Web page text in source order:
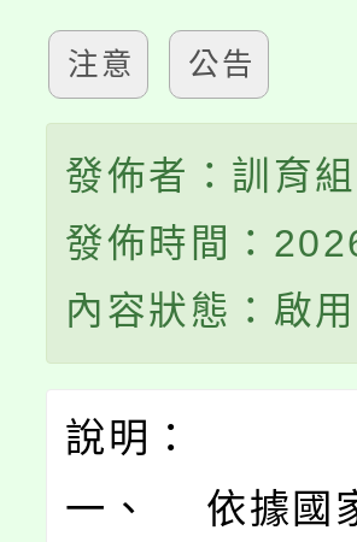
注意 公告
發佈者：訓育
發佈時間：
內容狀態：啟
說明：
一、 依據國